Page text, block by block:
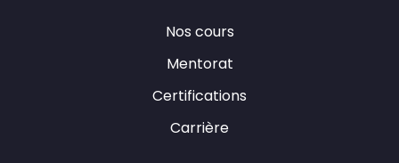
Nos cours
Mentorat
Certifications
Carrière